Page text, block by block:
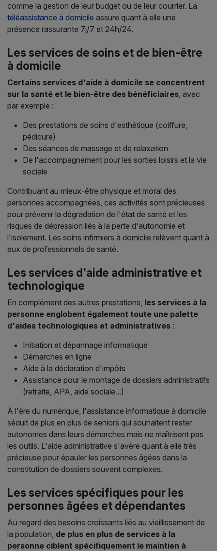
comme la gestion de leur budget ou de leur courrier. La
téléassistance à domicile assure quant à elle une
présence rassurante 7j/7 et 24h/24.
Les services de soins et de bien-être
à domicile
Certains services d'aide à domicile se concentrent
sur la santé et le bien-être des bénéficiaires , avec
par exemple :
Des prestations de soins d'esthétique (coiffure,
pédicure)
Des séances de massage et de relaxation
De l'accompagnement pour les sorties loisirs et la vie
sociale
Contribuant au mieux-être physique et moral des
personnes accompagnées, ces activités sont précieuses
pour prévenir la dégradation de l'état de santé et les
risques de dépression liés à la perte d'autonomie et
l'isolement. Les soins infirmiers à domicile relèvent quant à
eux de professionnels de santé.
Les services d'aide administrative et
technologique
En complément des autres prestations, les services à la
personne englobent également toute une palette
d'aides technologiques et administratives :
Initiation et dépannage informatique
Démarches en ligne
Aide à la déclaration d'impôts
Assistance pour le montage de dossiers administratifs
(retraite, APA, aide sociale...)
À l'ère du numérique, l'assistance informatique à domicile
séduit de plus en plus de seniors qui souhaitent rester
autonomes dans leurs démarches mais ne maîtrisent pas
les outils. L'aide administrative s'avère quant à elle très
précieuse pour épauler les personnes âgées dans la
constitution de dossiers souvent complexes.
Les services spécifiques pour les
personnes âgées et dépendantes
Au regard des besoins croissants liés au vieillissement de
la population, de plus en plus de services à la
personne ciblent spécifiquement le maintien à